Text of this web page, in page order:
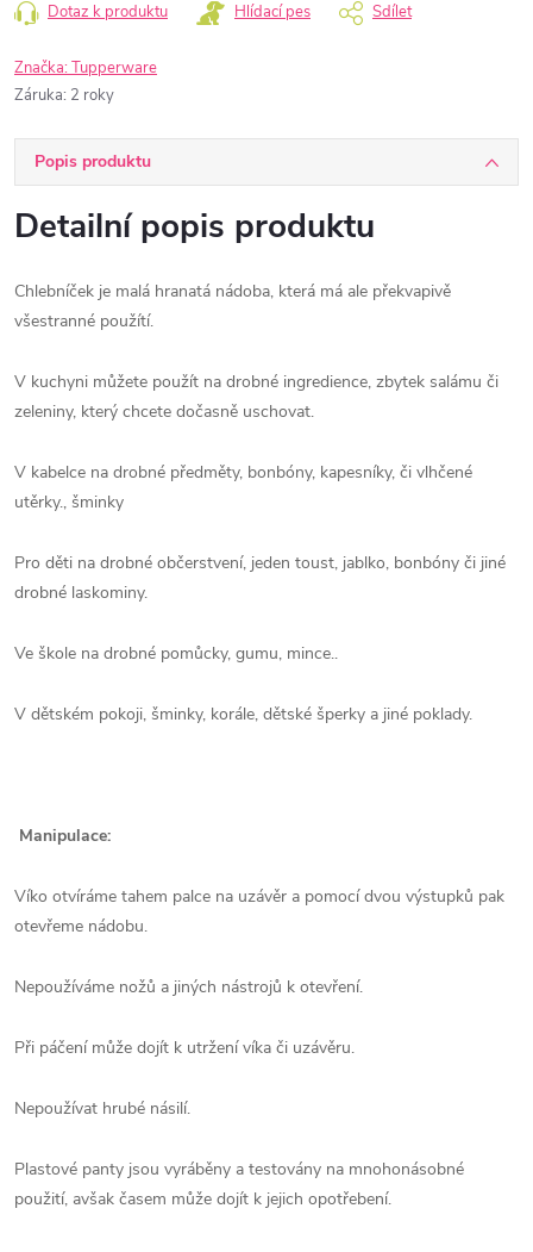
Dotaz k produktu Hlídací pes Sdílet
Značka:Tupperware
Záruka: 2 roky
Popis produktu
Detailní popis produktu
Chlebníček je malá hranatá nádoba, která má ale překvapivě
všestranné použítí.
V kuchyni můžete použít na drobné ingredience, zbytek salámu či
zeleniny, který chcete dočasně uschovat.
V kabelce na drobné předměty, bonbóny, kapesníky, či vlhčené
utěrky., šminky
Pro děti na drobné občerstvení, jeden toust, jablko, bonbóny či jiné
drobné laskominy.
Ve škole na drobné pomůcky, gumu, mince..
V dětském pokoji, šminky, korále, dětské šperky a jiné poklady.
Manipulace:
Víko otvíráme tahem palce na uzávěr a pomocí dvou výstupků pak
otevřeme nádobu.
Nepoužíváme nožů a jiných nástrojů k otevření.
Při páčení může dojít k utržení víka či uzávěru.
Nepoužívat hrubé násilí.
Plastové panty jsou vyráběny a testovány na mnohonásobné
použití, avšak časem může dojít k jejich opotřebení.